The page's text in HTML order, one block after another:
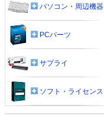
パソコン・周辺機器
PCパーツ
サプライ
ソフト・ライセンス